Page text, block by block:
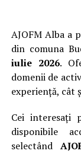
AJOFM Alba a
din comuna
iulie 2026.
domenii de
experiență, cât
Cei interesați
disponibile
selectând